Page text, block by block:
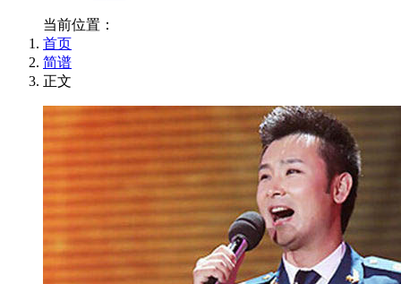
当前位置：
首页
简谱
正文